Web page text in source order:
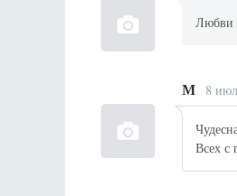
Любви
М 8
Всех с